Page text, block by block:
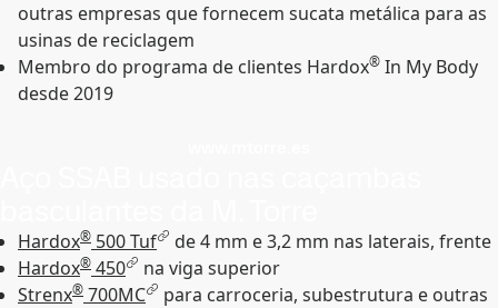
outras empresas que fornecem sucata metálica para as
usinas de reciclagem
Membro do programa de clientes Hardox® In My Body
desde 2019
Hardox® 500 Tuf
de 4 mm e 3,2 mm nas laterais, frente
Hardox® 450
na viga superior
Strenx® 700MC
para carroceria, subestrutura e outras